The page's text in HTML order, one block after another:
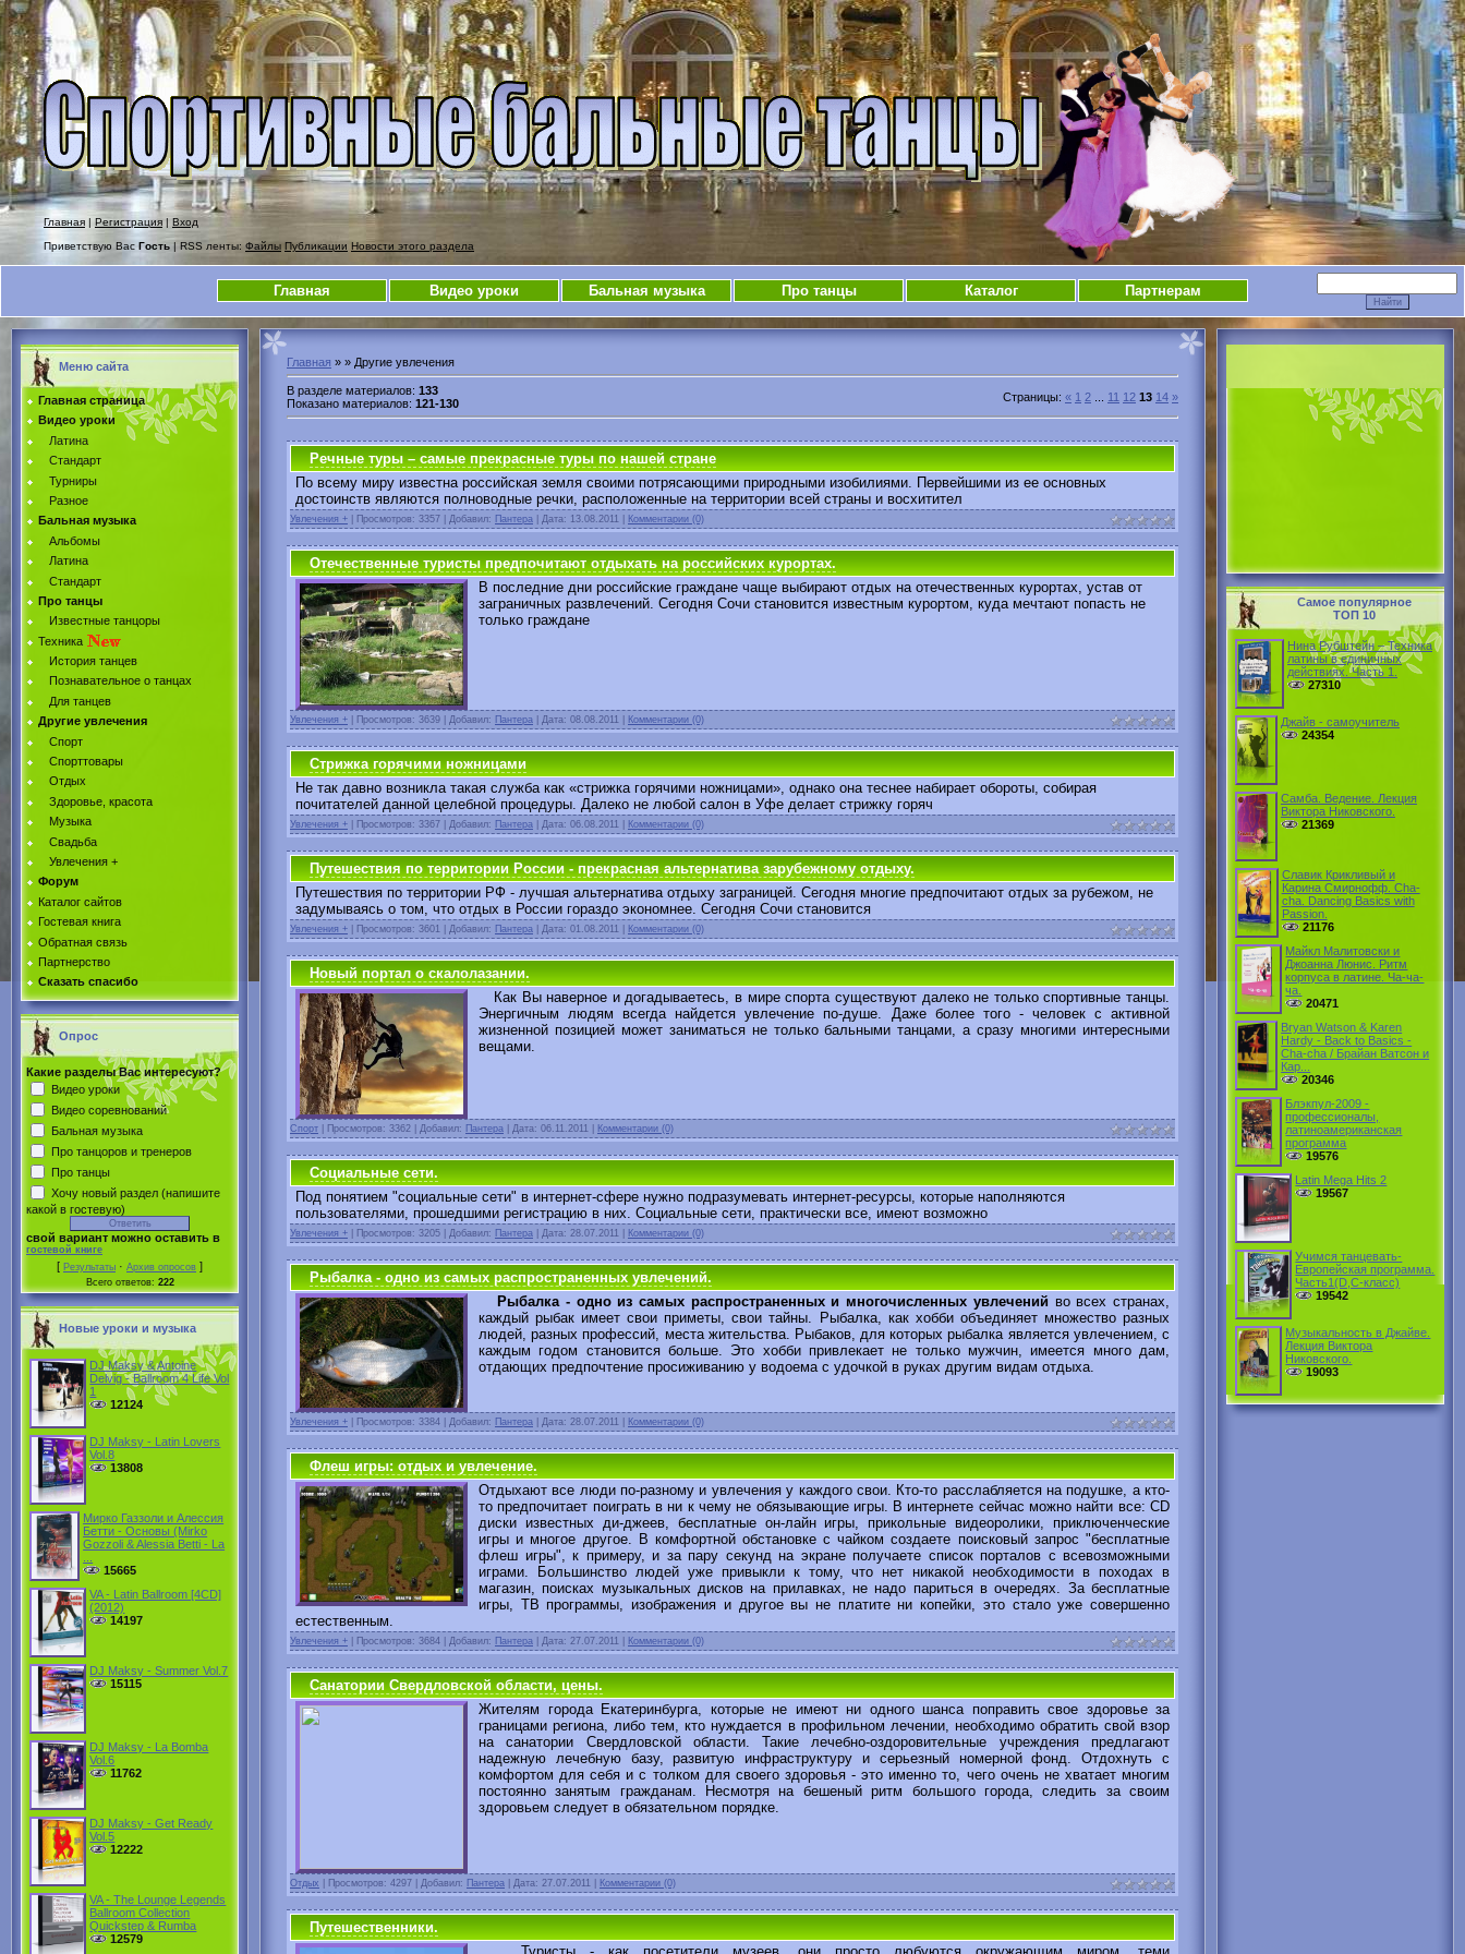
Главная | Регистрация | Вход
Приветствую Вас Гость | RSS ленты: Файлы Публикации Новости этого раздела
Главная Видео уроки Бальная музыка Про танцы Каталог Партнерам
Меню сайта
Главная страница
Видео уроки
Латина
Стандарт
Турниры
Разное
Бальная музыка
Альбомы
Латина
Стандарт
Про танцы
Известные танцоры
Техника
История танцев
Познавательное о танцах
Для танцев
Другие увлечения
Спорт
Спорттовары
Отдых
Здоровье, красота
Музыка
Свадьба
Увлечения +
Форум
Каталог сайтов
Гостевая книга
Обратная связь
Партнерство
Сказать спасибо
Опрос
Какие разделы Вас интересуют?
Видео уроки
Видео соревнований
Бальная музыка
Про танцоров и тренеров
Про танцы
Хочу новый раздел (напишите
какой в гостевую)
свой вариант можно оставить в
гостевой книге
[ Результаты · Архив опросов ]
Всего ответов: 222
Новые уроки и музыка
DJ Maksy & Antoine
Delvig - Ballroom 4 Life Vol
1
12124
DJ Maksy - Latin Lovers
Vol.8
13808
Мирко Газзоли и Алессия
Бетти - Основы (Mirko
Gozzoli & Alessia Betti - La
15665
VA - Latin Ballroom [4CD]
(2012)
14197
DJ Maksy - Summer Vol.7
15115
DJ Maksy - La Bomba
Vol.6
11762
DJ Maksy - Get Ready
Vol.5
12222
VA - The Lounge Legends
Ballroom Collection
Quickstep & Rumba
12579
Главная » » Другие увлечения
В разделе материалов: 133
Показано материалов: 121-130 Страницы: « 1 2 11 12 13 14 »
Речные туры – самые прекрасные туры по нашей стране
По всему миру известна российская земля своими потрясающими природными изобилиями. Первейшими из ее основных
достоинств являются полноводные речки, расположенные на территории всей страны и восхитител
Увлечения + Просмотров: 3357 | Добавил: Пантера | Дата: 13.08.2011 Комментарии (0)
Отечественные туристы предпочитают отдыхать на российских курортах.
В последние дни российские граждане чаще выбирают отдых на отечественных курортах, устав от
заграничных развлечений. Сегодня Сочи становится известным курортом, куда мечтают попасть не
только граждане
Увлечения + Просмотров: 3639 | Добавил: Пантера | Дата: 08.08.2011 Комментарии (0)
Стрижка горячими ножницами
Не так давно возникла такая служба как «стрижка горячими ножницами», однако она теснее набирает обороты, собирая
почитателей данной целебной процедуры. Далеко не любой салон в Уфе делает стрижку горяч
Увлечения + Просмотров: 3367 | Добавил: Пантера | Дата: 06.08.2011 Комментарии (0)
Путешествия по территории России - прекрасная альтернатива зарубежному отдыху.
Путешествия по территории РФ - лучшая альтернатива отдыху заграницей. Сегодня многие предпочитают отдых за рубежом, не
задумываясь о том, что отдых в России гораздо экономнее. Сегодня Сочи становится
Увлечения + Просмотров: 3601 | Добавил: Пантера | Дата: 01.08.2011 Комментарии (0)
Новый портал о скалолазании.
Как Вы наверное и догадываетесь, в мире спорта существуют далеко не только спортивные танцы.
Энергичным людям всегда найдется увлечение по-душе. Даже более того - человек с активной
жизненной позицией может заниматься не только бальными танцами, а сразу многими интересными
вещами.
Спорт Просмотров: 3362 | Добавил: Пантера | Дата: 06.11.2011 Комментарии (0)
Социальные сети.
Под понятием "социальные сети" в интернет-сфере нужно подразумевать интернет-ресурсы, которые наполняются
пользователями, прошедшими регистрацию в них. Социальные сети, практически все, имеют возможно
Увлечения + Просмотров: 3205 | Добавил: Пантера | Дата: 28.07.2011 Комментарии (0)
Рыбалка - одно из самых распространенных увлечений.
Рыбалка - одно из самых распространенных и многочисленных увлечений во всех странах,
каждый рыбак имеет свои приметы, свои тайны. Рыбалка, как хобби объединяет множество разных
людей, разных профессий, места жительства. Рыбаков, для которых рыбалка является увлечением, с
каждым годом становится больше. Это хобби привлекает не только мужчин, имеется много дам,
отдающих предпочтение просиживанию у водоема с удочкой в руках другим видам отдыха.
Увлечения + Просмотров: 3384 | Добавил: Пантера | Дата: 28.07.2011 Комментарии (0)
Флеш игры: отдых и увлечение.
Отдыхают все люди по-разному и увлечения у каждого свои. Кто-то расслабляется на подушке, а кто-
то предпочитает поиграть в ни к чему не обязывающие игры. В интернете сейчас можно найти все: CD
диски известных ди-джеев, бесплатные он-лайн игры, прикольные видеоролики, приключенческие
игры и многое другое. В комфортной обстановке с чайком создаете поисковый запрос "бесплатные
флеш игры", к примеру, и за пару секунд на экране получаете список порталов с всевозможными
играми. Большинство людей уже привыкли к тому, что нет никакой необходимости в походах в
магазин, поисках музыкальных дисков на прилавках, не надо париться в очередях. За бесплатные
игры, ТВ программы, изображения и другое вы не платите ни копейки, это стало уже совершенно
естественным.
Увлечения + Просмотров: 3684 | Добавил: Пантера | Дата: 27.07.2011 Комментарии (0)
Санатории Свердловской области, цены.
Жителям города Екатеринбурга, которые не имеют ни одного шанса поправить свое здоровье за
границами региона, либо тем, кто нуждается в профильном лечении, необходимо обратить свой взор
на санатории Свердловской области. Такие лечебно-оздоровительные учреждения предлагают
надежную лечебную базу, развитую инфраструктуру и серьезный номерной фонд. Отдохнуть с
комфортом для себя и с толком для своего здоровья - это именно то, чего очень не хватает многим
постоянно занятым гражданам. Несмотря на бешеный ритм большого города, следить за своим
здоровьем следует в обязательном порядке.
Отдых Просмотров: 4297 | Добавил: Пантера | Дата: 27.07.2011 Комментарии (0)
Путешественники.
Самое популярное
ТОП 10
Нина Рубштейн – Техника
латины в единичных
действияx. Часть 1.
27310
Джайв - самоучитель
24354
Самба. Ведение. Лекция
Виктора Никовского.
21369
Славик Крикливый и
Карина Смирнофф. Cha-
cha. Dancing Basics with
Passion.
21176
Майкл Малитовски и
Джоанна Люнис. Ритм
корпуса в латине. Ча-ча-
ча.
20471
Bryan Watson & Karen
Hardy - Back to Basics -
Cha-cha / Брайан Ватсон и
Кар...
20346
Блэкпул-2009 -
профессионалы,
латиноамериканская
программа
19576
Latin Mega Hits 2
19567
Учимся танцевать-
Европейская программа.
Часть1(D,C-класс)
19542
Музыкальность в Джайве.
Лекция Виктора
Никовского.
19093